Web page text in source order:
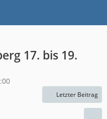
17. bis 19.
Letzter Beitrag